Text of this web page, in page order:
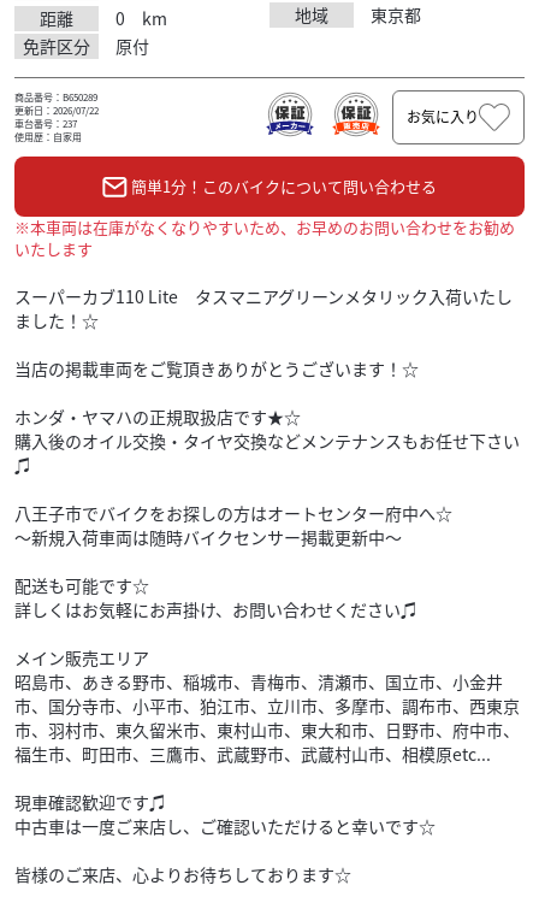
距離
0 km 地域
東京都
免許区分
原付
商品番号：B650289
更新日：2026/07/22
車台番号：237
使用歴：自家用
お気に入り
簡単1分！このバイクについて問い合わせる
※本車両は在庫がなくなりやすいため、お早めのお問い合わせをお勧め
いたします
スーパーカブ110 Lite タスマニアグリーンメタリック入荷いたし
ました！☆
当店の掲載車両をご覧頂きありがとうございます！☆
ホンダ・ヤマハの正規取扱店です★☆
購入後のオイル交換・タイヤ交換などメンテナンスもお任せ下さい
♫
八王子市でバイクをお探しの方はオートセンター府中へ☆
～新規入荷車両は随時バイクセンサー掲載更新中～
配送も可能です☆
詳しくはお気軽にお声掛け、お問い合わせください♫
メイン販売エリア
昭島市、あきる野市、稲城市、青梅市、清瀬市、国立市、小金井
市、国分寺市、小平市、狛江市、立川市、多摩市、調布市、西東京
市、羽村市、東久留米市、東村山市、東大和市、日野市、府中市、
福生市、町田市、三鷹市、武蔵野市、武蔵村山市、相模原etc...
現車確認歓迎です♫
中古車は一度ご来店し、ご確認いただけると幸いです☆
皆様のご来店、心よりお待ちしております☆